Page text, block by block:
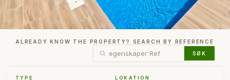
ALREADY KNOW THE PROPERTY? SEARCH BY REFERENCE
SØK
TYPE LOKATION